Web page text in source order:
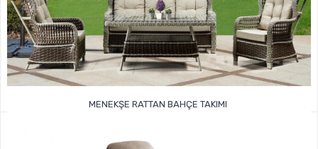
MENEKŞE RATTAN BAHÇE TAKIMI